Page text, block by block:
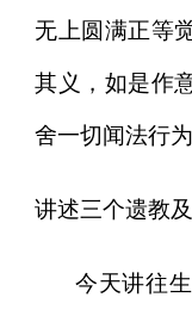
无上圆满正等
其义，如是作
舍一切闻法行为
讲述三个遗教
今天讲往